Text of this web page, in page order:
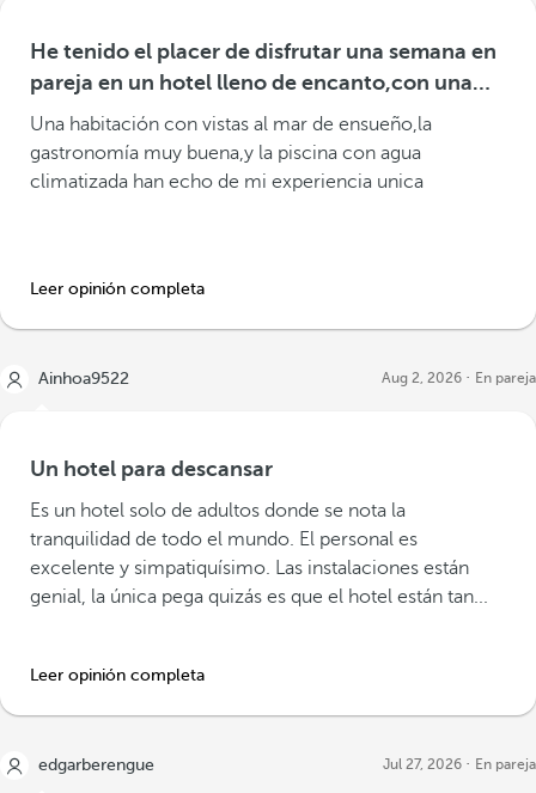
He tenido el placer de disfrutar una semana en
pareja en un hotel lleno de encanto,con una
gastronomía increíble.
Una habitación con vistas al mar de ensueño,la
gastronomía muy buena,y la piscina con agua
climatizada han echo de mi experiencia unica
Leer opinión completa
Ainhoa9522 Aug 2, 2026 En pareja
Un hotel para descansar
Es un hotel solo de adultos donde se nota la
tranquilidad de todo el mundo. El personal es
excelente y simpatiquísimo. Las instalaciones están
genial, la única pega quizás es que el hotel están tan...
Leer opinión completa
edgarberengue Jul 27, 2026 En pareja